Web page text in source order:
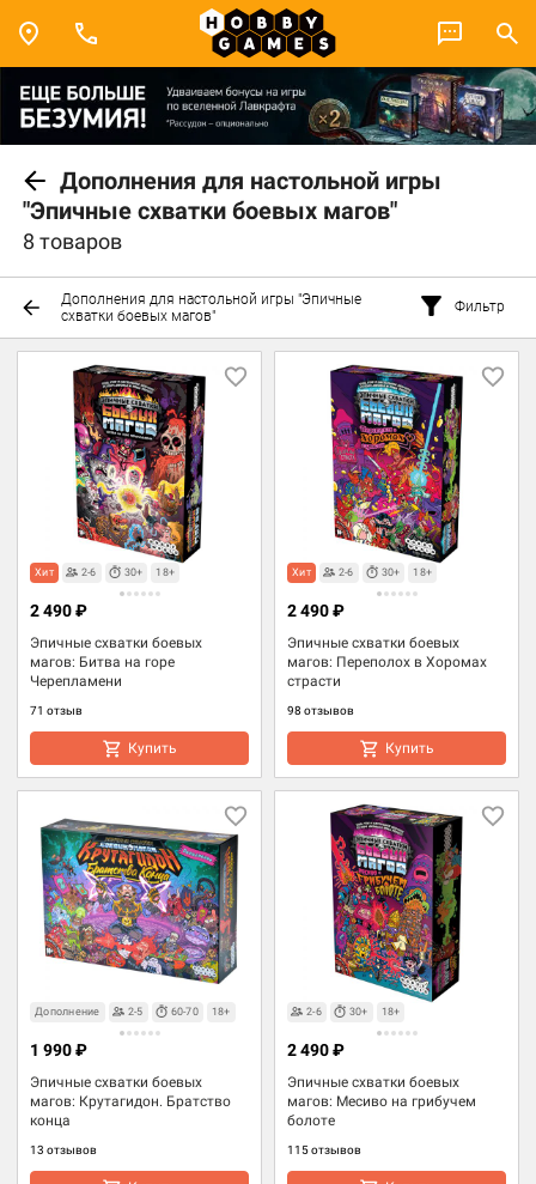
Дополнения для настольной игры
"Эпичные схватки боевых магов"
8 товаров
Дополнения для настольной игры "Эпичные
схватки боевых магов"
Фильтр
Хит 2-6 30+ 18+
Эпичные схватки боевых
магов: Битва на горе
Черепламени
71 отзыв
2 490 ₽
Купить
Хит 2-6 30+ 18+
Эпичные схватки боевых
магов: Переполох в Хоромах
страсти
98 отзывов
2 490 ₽
Купить
Дополнение 2-5 60-70 18+
Эпичные схватки боевых
магов: Крутагидон. Братство
конца
13 отзывов
1 990 ₽
2-6 30+ 18+
Эпичные схватки боевых
магов: Месиво на грибучем
болоте
115 отзывов
2 490 ₽